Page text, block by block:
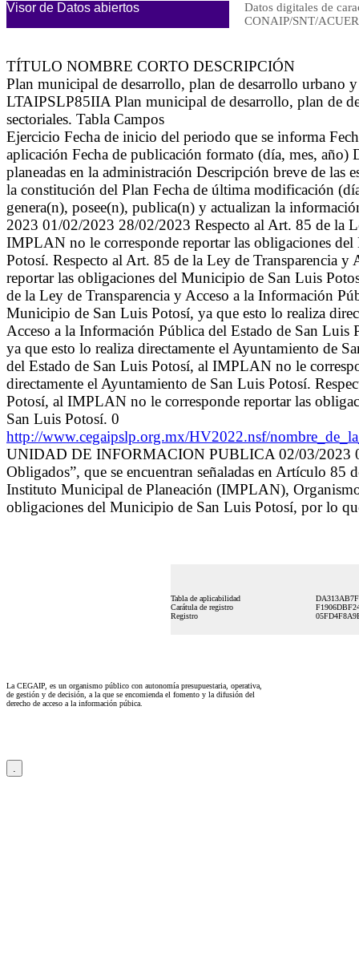
Visor de Datos abiertos
Datos digitales de
CONAIP/SNT/
TÍTULO NOMBRE CORTO DESCRIPCIÓN
Plan municipal de desarrollo, plan de desarrollo urbano
LTAIPSLP85IIA Plan municipal de desarrollo, plan de
sectoriales. Tabla Campos
Ejercicio Fecha de inicio del periodo que se informa
aplicación Fecha de publicación formato (día, mes, año)
planeadas en la administración Descripción breve de las
la constitución del Plan Fecha de última modificación
genera(n), posee(n), publica(n) y actualizan la
2023 01/02/2023 28/02/2023 Respecto al Art. 85 de la
IMPLAN no le corresponde reportar las obligaciones
Potosí. Respecto al Art. 85 de la Ley de Transparencia
reportar las obligaciones del Municipio de San Luis
de la Ley de Transparencia y Acceso a la Información
Municipio de San Luis Potosí, ya que esto lo realiza
Acceso a la Información Pública del Estado de San
ya que esto lo realiza directamente el Ayuntamiento de
del Estado de San Luis Potosí, al IMPLAN no le
directamente el Ayuntamiento de San Luis Potosí.
Potosí, al IMPLAN no le corresponde reportar las
San Luis Potosí. 0
http://www.cegaipslp.org.mx/HV2022.nsf/
UNIDAD DE INFORMACION PUBLICA 02/03/2023
Obligados”, que se encuentran señaladas en Artículo
Instituto Municipal de Planeación (IMPLAN),
obligaciones del Municipio de San Luis Potosí, por lo
Tabla de aplicabilidad
Carátula de registro
Registro
La CEGAIP, es un organismo público con autonomía presupuestaria, operativa,
de gestión y de decisión, a la que se encomienda el fomento y la difusión del
derecho de acceso a la información púbica.